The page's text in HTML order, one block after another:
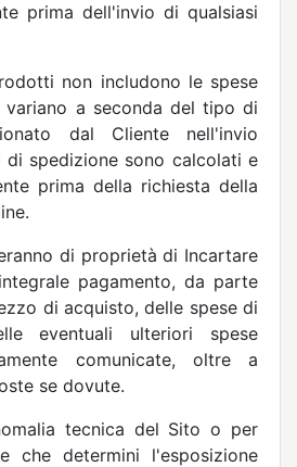
prima dell'invio di qualsiasi
non includono le spese
variano a seconda del tipo di
dal Cliente nell'invio
di spedizione sono calcolati e
prima della richiesta della
di proprietà di Incartare
pagamento, da parte
di acquisto, delle spese di
eventuali ulteriori spese
comunicate, oltre a
se dovute.
tecnica del Sito o per
che determini l'esposizione